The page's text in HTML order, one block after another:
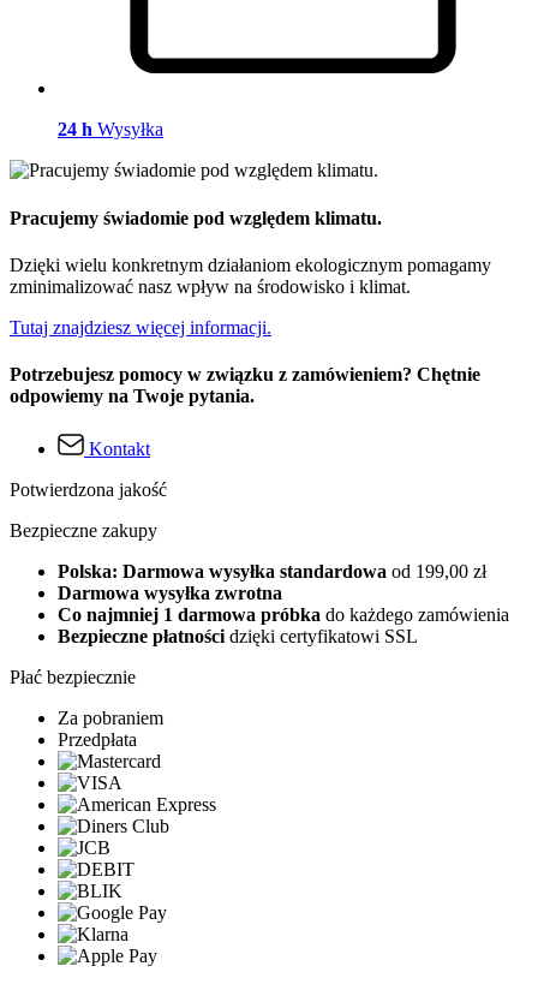
24 h Wysyłka
Pracujemy świadomie pod względem klimatu.
Dzięki wielu konkretnym działaniom ekologicznym pomagamy
zminimalizować nasz wpływ na środowisko i klimat.
Tutaj znajdziesz więcej informacji.
Potrzebujesz pomocy w związku z zamówieniem? Chętnie
odpowiemy na Twoje pytania.
Kontakt
Potwierdzona jakość
Bezpieczne zakupy
Polska: Darmowa wysyłka standardowa od 199,00 zł
Darmowa wysyłka zwrotna
Co najmniej 1 darmowa próbka do każdego zamówienia
Bezpieczne płatności dzięki certyfikatowi SSL
Płać bezpiecznie
Za pobraniem
Przedpłata